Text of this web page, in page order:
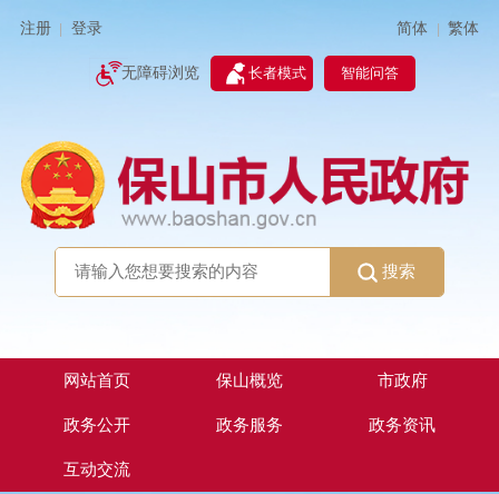
注册 登录 简体 | 繁体
无障碍浏览 长者模式 智能问答
搜索
网站首页 保山概览 市政府
政务公开 政务服务 政务资讯
互动交流